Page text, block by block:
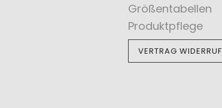
Größentabellen
Produktpflege
VERTRAG